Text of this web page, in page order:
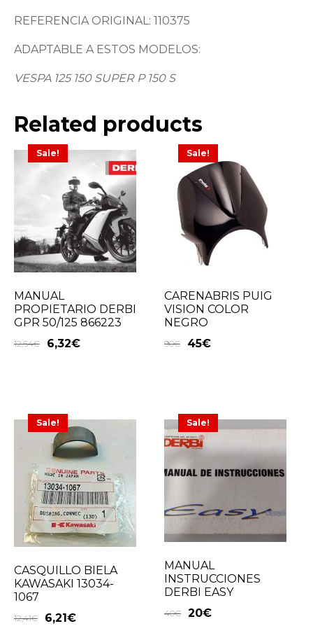
REFERENCIA ORIGINAL: 110375
ADAPTABLE A ESTOS MODELOS:
VESPA 125 150 SUPER P 150 S
Related products
Sale!
MANUAL
PROPIETARIO DERBI
GPR 50/125 866223
12,64€ 6,32€
Sale!
CARENABRIS PUIG
VISION COLOR
NEGRO
90€ 45€
Sale!
CASQUILLO BIELA
KAWASAKI 13034-
1067
12,41€ 6,21 €
Sale!
MANUAL
INSTRUCCIONES
DERBI EASY
40€ 20€